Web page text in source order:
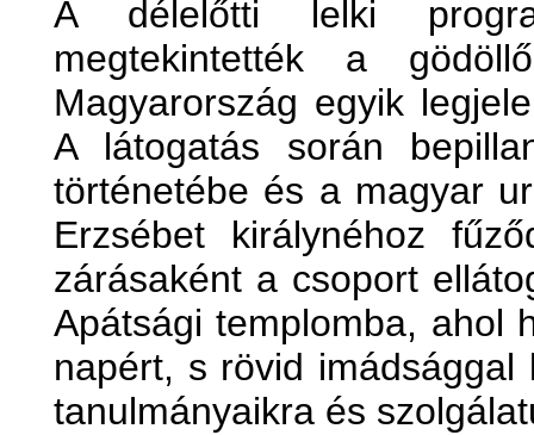
A délelőtti lelki
megtekintették a
Magyarország egyik
A látogatás során
történetébe és a magyar
Erzsébet királynéhoz
zárásaként a csoport
Apátsági templomba, ahol
napért, s rövid
tanulmányaikra és